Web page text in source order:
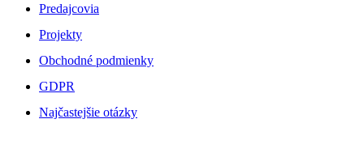
Predajcovia
Projekty
Obchodné podmienky
GDPR
Najčastejšie otázky